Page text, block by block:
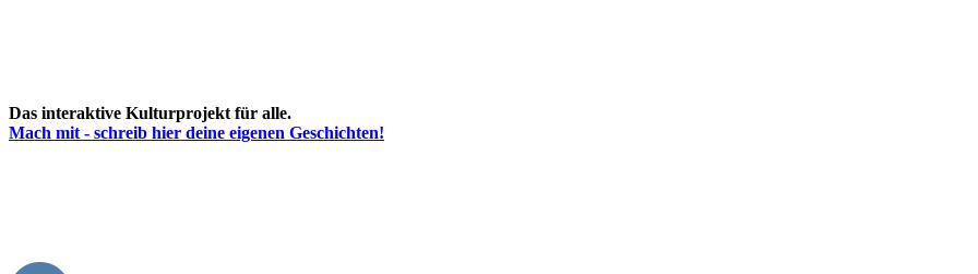
Das interaktive Kulturprojekt für alle.
Mach mit - schreib hier deine eigenen Geschichten!